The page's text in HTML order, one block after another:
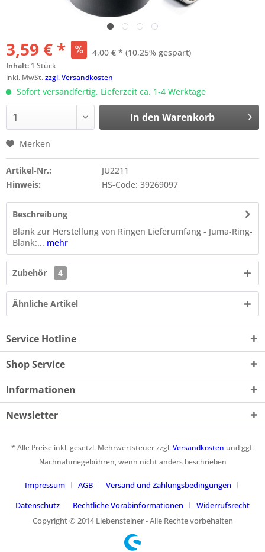
3,59 € * 4,00 € * (10,25% gespart)
Inhalt: 1 Stück
inkl. MwSt.zzgl. Versandkosten
Sofort versandfertig, Lieferzeit ca. 1-4 Werktage
In den Warenkorb
Merken
Artikel-Nr.:
JU2211
Hinweis:
HS-Code: 39269097
Beschreibung
Blank zur Herstellung von Ringen Lieferumfang - Juma-Ring-
Blank:... mehr
Zubehör 4
Ähnliche Artikel
Service Hotline
Shop Service
Informationen
Newsletter
* Alle Preise inkl. gesetzl. Mehrwertsteuer zzgl.Versandkosten und ggf.
Nachnahmegebühren, wenn nicht anders beschrieben
Impressum AGB
Versand und Zahlungsbedingungen
Datenschutz
Rechtliche Vorabinformationen
Widerrufsrecht
Copyright © 2014 Liebensteiner - Alle Rechte vorbehalten